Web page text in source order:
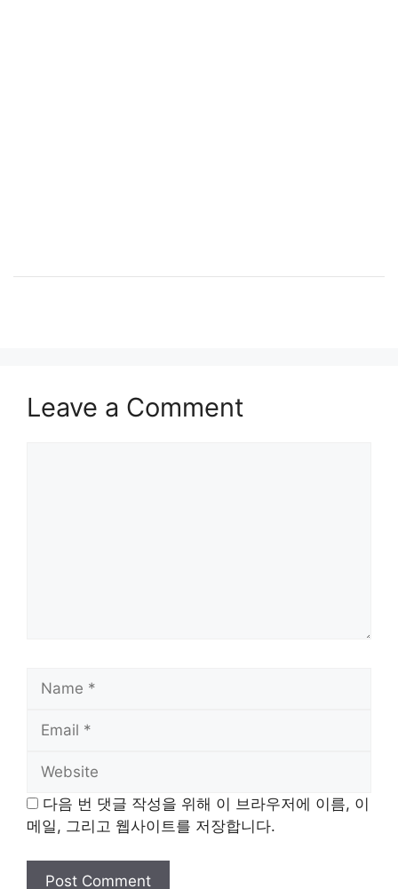
Leave a Comment
Name
Email
Website
다음 번 댓글 작성을 위해 이 브라우저에 이름, 이
메일, 그리고 웹사이트를 저장합니다.